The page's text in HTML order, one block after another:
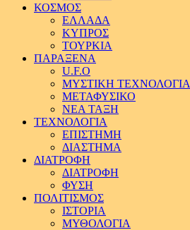
ΚΟΣΜΟΣ
ΕΛΛΑΔΑ
ΚΥΠΡΟΣ
ΤΟΥΡΚΙΑ
ΠΑΡΑΞΕΝΑ
U.F.O
ΜΥΣΤΙΚΗ ΤΕΧΝΟΛΟΓΙΑ
ΜΕΤΑΦΥΣΙΚΟ
ΝΕΑ ΤΑΞΗ
ΤΕΧΝΟΛΟΓΙΑ
ΕΠΙΣΤΗΜΗ
ΔΙΑΣΤΗΜΑ
ΔΙΑΤΡΟΦΗ
ΔΙΑΤΡΟΦΗ
ΦΥΣΗ
ΠΟΛΙΤΙΣΜΟΣ
ΙΣΤΟΡΙΑ
ΜΥΘΟΛΟΓΙΑ